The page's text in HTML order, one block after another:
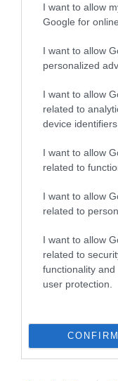
I want to allow
Google for
I want to allow
personalized
I want to allow
related to
device identifiers
I want to allow
related to
I want to allow
related to
I want to allow
related to
functionality
user protection.
CONFIRM
Fontos, hogy
célra már létrejöttek
Rarible, vagy a Nifty
működnek. Ez egy
Valószínűleg egyre
tokenekkel
kérdéses, ezt majd a
szinte lehetetlen
múzeumot is létre
bennük.
bitcoin bitcoin
non fungible token
just setting up my twttr